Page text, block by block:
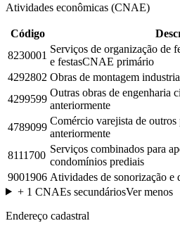
Atividades econômicas (CNAE)
Código
8230001
Serviços de organização de
e festasCNAE primário
4292802 Obras de montagem
4299599
Outras obras de engenharia
anteriormente
4789099
Comércio varejista de
anteriormente
8111700
Serviços combinados para
condomínios prediais
9001906 Atividades de sonorização e
+ 1 CNAEs secundáriosVer menos
Endereço cadastral